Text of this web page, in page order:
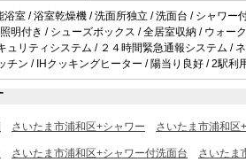
室 / 浴室乾燥機 / 洗面所独立 / 洗面台 / シャワ
明付き / シューズボックス / 全居室収納 / ウォー
ュリティシステム / ２４時間緊急通報システム /
チン / IHクッキングヒーター / 陽当り良好 / 2駅利
さいたま市浦和区+シャワー さいたま市浦和区
さいたま市浦和区+シャワー付洗面台 さいたま